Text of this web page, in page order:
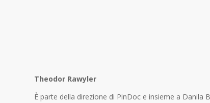
Theodor Rawyler
È parte della direzione di PinDoc e insieme a Danila